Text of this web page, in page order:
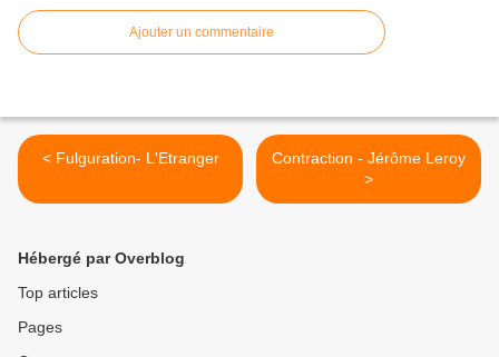
Ajouter un commentaire
< Fulguration- L'Etranger
Contraction - Jérôme Leroy
>
Hébergé par Overblog
Top articles
Pages